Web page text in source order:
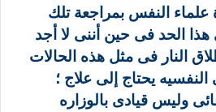
علماء النفس بمراجعة تلك
هذا الحد فى حين أننى لا أجد
النار فى مثل هذه الحالات
يحتاج إلى علاج ؛
وليس قيادى بالوزاره